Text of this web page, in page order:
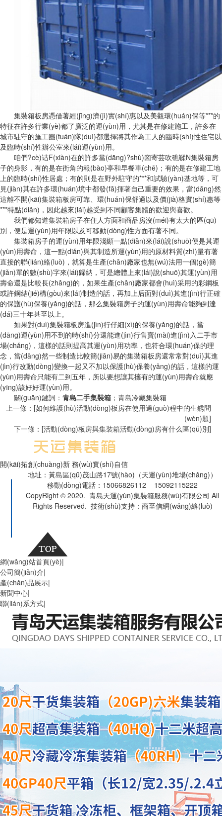
集裝箱板房憑借著經(jīng)濟(jì)實(shí)惠以及美觀環(huán)保等***的
特征在許多行業(yè)都了廣泛的運(yùn)用，尤其是在修建施工，許多在
城市駐守的施工團(tuán)隊(duì)都選擇將其作為工人的臨時(shí)性住宅以
及臨時(shí)性辦公室來(lái)運(yùn)用。
咱們?cè)诂F(xiàn)在的許多當(dāng)?shù)囟寄芸吹礁鞣N集裝箱房
子的身影，有的是在街角的報(bào)亭和早餐車(chē)；有的是在修建工地
上的臨時(shí)性居處；有的則是在野外駐守的***和試驗(yàn)基地等，可
見(jiàn)其在許多環(huán)境中都發(fā)揮著自己重要的效果，當(dāng)然
這離不開(kāi)集裝箱板房可靠、環(huán)保舒適以及價(jià)格實(shí)惠等
***特點(diǎn)，因此越來(lái)越受到不同顧客集體的歡迎與喜歡。
我們都知道集裝箱房子在住人方面和商品房沒(méi)有太大的區(qū)
別，便是運(yùn)用年限以及可移動(dòng)性方面有著不同。
集裝箱房子的運(yùn)用年限淺顯一點(diǎn)來(lái)說(shuō)便是其運
(yùn)用壽命，這一點(diǎn)與其制造所運(yùn)用的原材料質(zhì)量有著
直接的聯(lián)絡(luò)，就算是生產(chǎn)廠家也無(wú)法用一個(gè)簡
(jiǎn)單的數(shù)字來(lái)歸納，可是總體上來(lái)說(shuō)其運(yùn)用
壽命還是比較長(zhǎng)的，如果生產(chǎn)廠家都會(huì)采用的彩鋼板
或許鋼結(jié)構(gòu)來(lái)制造的話，再加上后面對(duì)其進(jìn)行正確
的保護(hù)保養(yǎng)的話，那么集裝箱房子的運(yùn)用壽命能夠到達
(dá)三十年甚至以上。
如果對(duì)集裝箱板房進(jìn)行仔細(xì)的保養(yǎng)的話，當
(dāng)運(yùn)用不到的時(shí)分還能進(jìn)行售賣(mài)進(jìn)入二手市
場(chǎng)，這樣的話則提高其運(yùn)用功率，也符合環(huán)保的理
念，當(dāng)然一些制造比較簡(jiǎn)易的集裝箱板房還常常對(duì)其進
(jìn)行改動(dòng)變換一起又不加以保護(hù)保養(yǎng)的話，這樣的運
(yùn)用壽命只能有二到五年，所以要想讓其擁有的運(yùn)用壽命就應
(yīng)該好好運(yùn)用。
關(guān)鍵詞： 青島二手集裝箱 ；青島冷藏集裝箱
上一條：[如何維護(hù)活動(dòng)板房在使用過(guò)程中的生銹問
(wèn)題]
下一條：[活動(dòng)板房與集裝箱活動(dòng)房有什么區(qū)別]
開(kāi)拓創(chuàng)新 務(wù)實(shí)自信
地址：黃島區(qū)茂山路17號(hào)（天運(yùn)堆場(chǎng)）
移動(dòng)電話：15066826112 15092115222
CopyRight © 2020. 青島天運(yùn)集裝箱服務(wù)有限公司 All
Rights Reserved. 技術(shù)支持：商至信網(wǎng)絡(luò)
網(wǎng)站首頁(yè)|
公司簡(jiǎn)介|
產(chǎn)品展示|
新聞中心|
聯(lián)系方式|